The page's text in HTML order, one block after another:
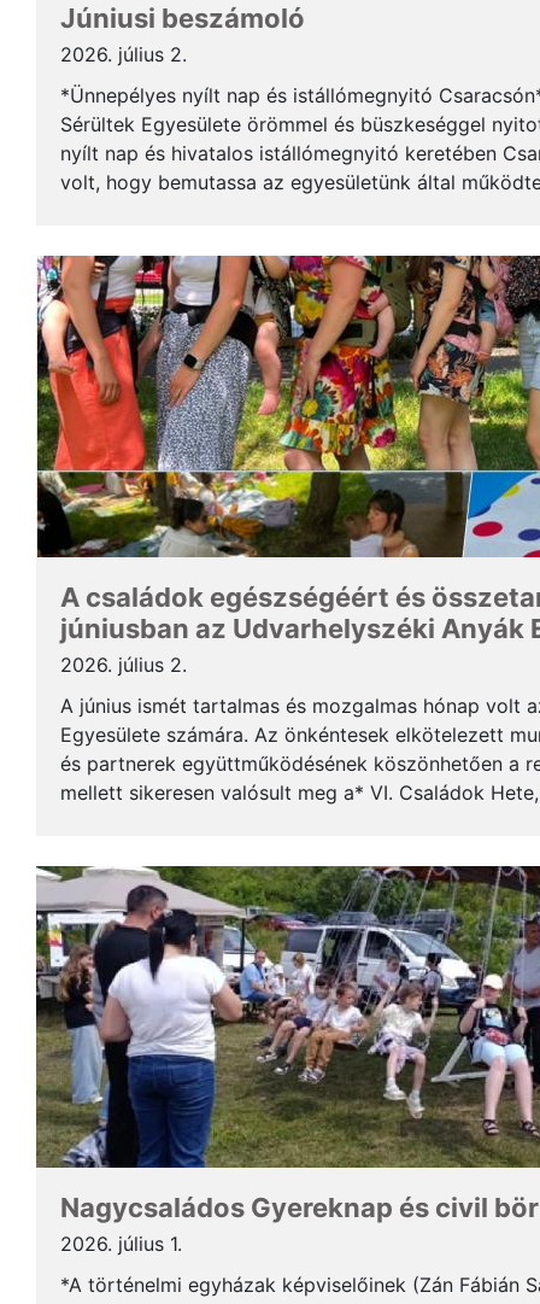
Júniusi beszámoló
2026. július 2.
*Ünnepélyes nyílt nap és istállómegnyitó
Sérültek Egyesülete örömmel és büszkeséggel
nyílt nap és hivatalos istállómegnyitó keretében
volt, hogy bemutassa az egyesületünk által
A családok egészségéért és
júniusban az Udvarhelyszéki Anyák
2026. július 2.
A június ismét tartalmas és mozgalmas hónap volt
Egyesülete számára. Az önkéntesek elkötelezett
és partnerek együttműködésének köszönhetően a
mellett sikeresen valósult meg a* VI. Családok
Nagycsaládos Gyereknap és civil
2026. július 1.
*A történelmi egyházak képviselőinek (Zán Fábián